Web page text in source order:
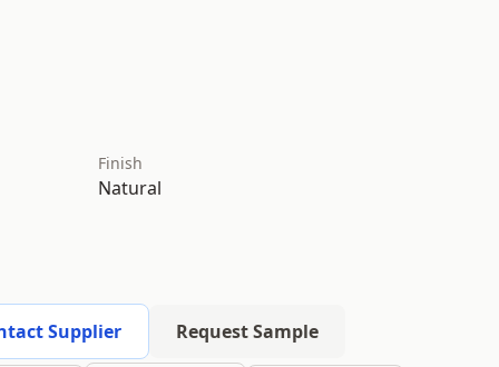
Finish
Natural
Supplier Request Sample